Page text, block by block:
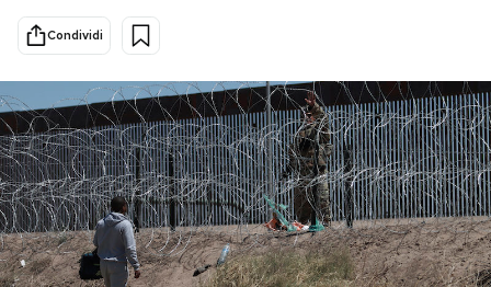
PODCAST
NEWSLETTER
I MIEI PREFERITI
Condividi